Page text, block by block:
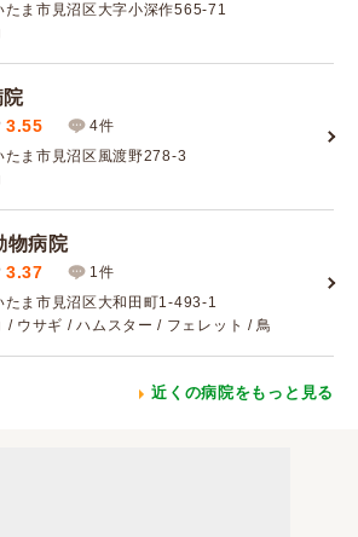
たま市見沼区大字小深作565-71
院
3.55
4件
たま市見沼区風渡野278-3
物病院
3.37
1件
たま市見沼区大和田町1-493-1
/ ウサギ / ハムスター / フェレット / 鳥
近くの病院をもっと見る